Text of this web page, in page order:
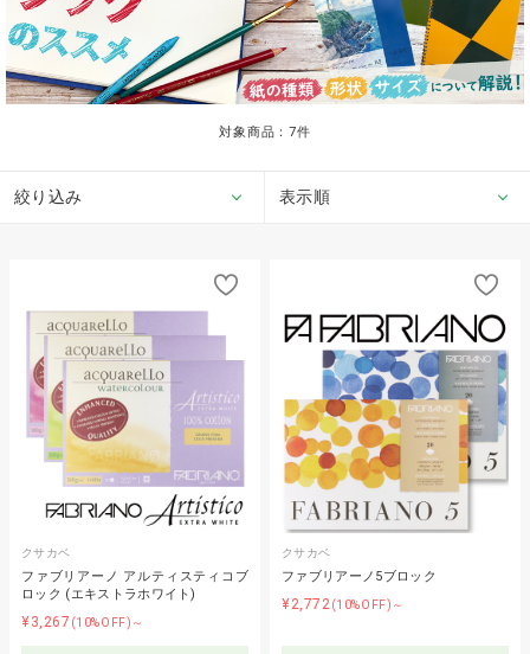
対象商品：7件
絞り込み 表示順
クサカベ
ファブリアーノ アルティスティコブ
ロック (エキストラホワイト)
¥3,267 (10%OFF)～
クサカベ
ファブリアーノ5ブロック
¥2,772(10%OFF)～